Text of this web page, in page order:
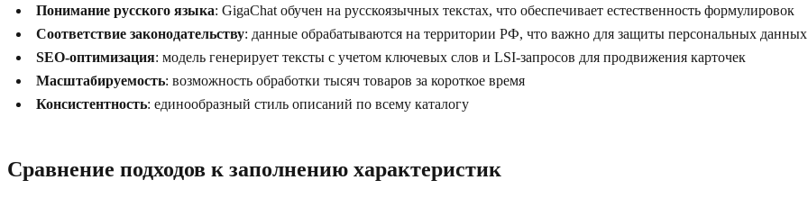
Понимание русского языка: GigaChat обучен на русскоязычных текстах, что обеспечивает естественность формулировок
Соответствие законодательству: данные обрабатываются на территории РФ, что важно для защиты персональных данных
SEO-оптимизация: модель генерирует тексты с учетом ключевых слов и LSI-запросов для продвижения карточек
Масштабируемость: возможность обработки тысяч товаров за короткое время
Консистентность: единообразный стиль описаний по всему каталогу
Сравнение подходов к заполнению характеристик